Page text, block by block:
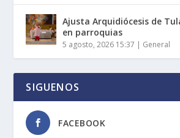
Ajusta Arquidiócesis de
en parroquias
5 agosto, 2026 15:37 General
SIGUENOS
FACEBOOK